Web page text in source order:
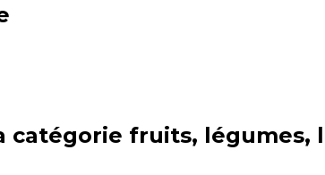
catégorie fruits, légumes,